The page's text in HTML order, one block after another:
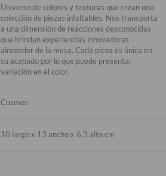
Universo de colores y texturas que crean una
colección de piezas infaltables. Nos transporta
a una dimensión de reacciones desconocidas
que brindan experiencias innovadoras
alrededor de la mesa. Cada pieza es única en
su acabado por lo que puede presentar
variación en el color.
Cosmos
10 largo x 13 ancho x 6.3 alto cm